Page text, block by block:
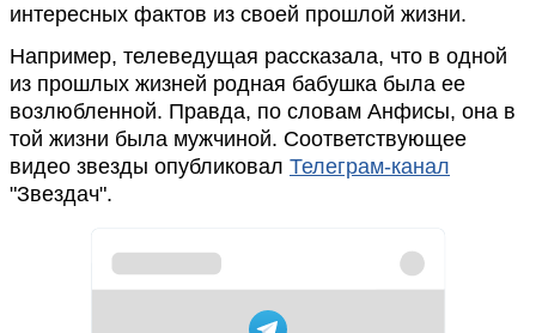
интересных фактов из своей прошлой жизни.
Например, телеведущая рассказала, что в одной
из прошлых жизней родная бабушка была ее
возлюбленной. Правда, по словам Анфисы, она в
той жизни была мужчиной. Соответствующее
видео звезды опубликовал Телеграм-канал
"Звездач".